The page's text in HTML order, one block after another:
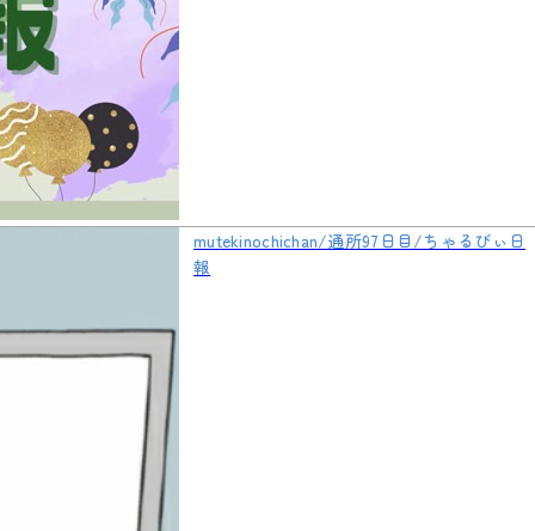
mutekinochichan/通所97日目/ちゃるびぃ日
報